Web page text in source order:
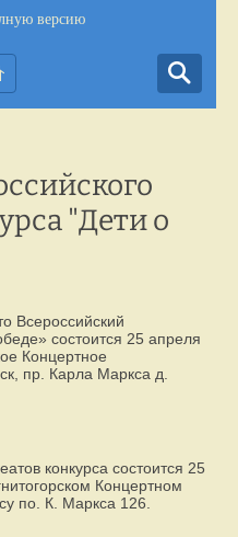
версию
"Дети о
Всероссийский
состоится 25 апреля
Концертное
пр. Карла Маркса д.
конкурса состоится 25
Концертном
по. К. Маркса 126.